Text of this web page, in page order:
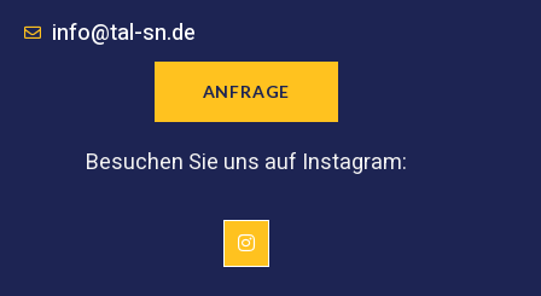
info@tal-sn.de
ANFRAGE
Besuchen Sie uns auf Instagram: